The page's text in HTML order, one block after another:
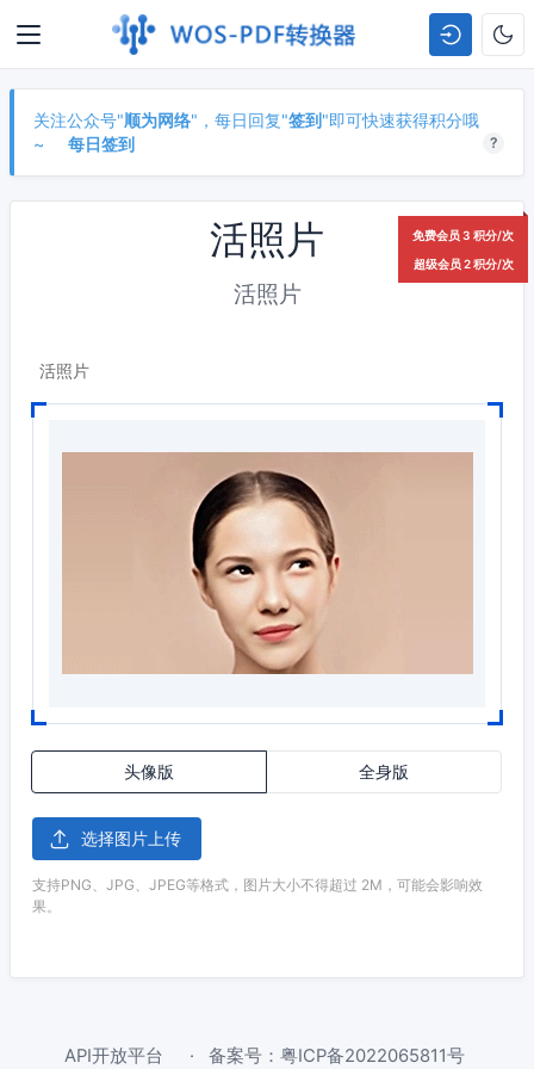
关注公众号"顺为网络"，每日回复"签到"即可快速获得积分哦
~ 每日签到 ?
免费会员 3 积分/次
超级会员 2 积分/次
活照片
活照片
活照片
头像版 全身版
选择图片上传
支持PNG、JPG、JPEG等格式，图片大小不得超过 2M，可能会影响效
果。
API开放平台 备案号：粤ICP备2022065811号